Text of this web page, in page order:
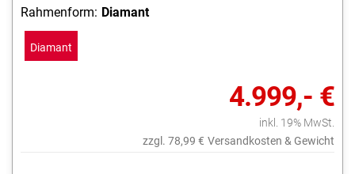
4.999,- €
inkl. 19% MwSt.
zzgl. 78,99 € Versandkosten & Gewicht
Rahmenform: Diamant
Diamant